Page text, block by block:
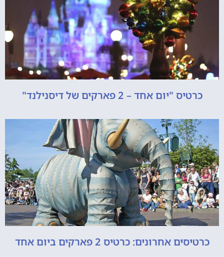
כרטיס "יום אחד – 2 פארקים של דיסנילנד"
כרטיסים אחרונים: כרטיס 2 פארקים ביום אחד